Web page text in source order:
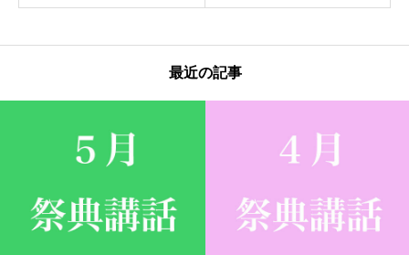
最近の記事